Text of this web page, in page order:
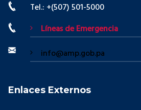
Tel.: +(507) 501-5000
Líneas de Emergencia
info@amp.gob.pa
Enlaces Externos